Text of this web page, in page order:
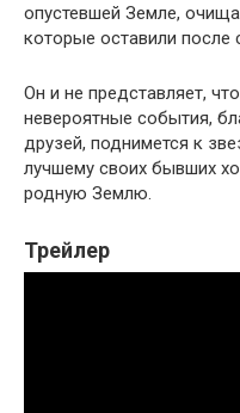
опустевшей Земле,
которые оставили
Он и не представляет,
невероятные события,
друзей, поднимется к
лучшему своих бывших
родную Землю.
Трейлер